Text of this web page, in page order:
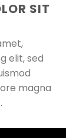
SIT
elit, sed
magna